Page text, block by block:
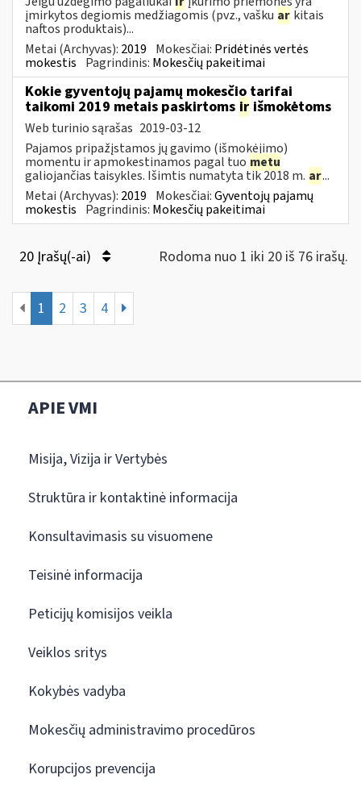
įmirkytos degiomis medžiagomis (pvz., vašku ar kitais
naftos produktais)...
Metai (Archyvas): 2019 Mokesčiai: Pridėtinės vertės
mokestis Pagrindinis: Mokesčių pakeitimai
Kokie gyventojų pajamų mokesčio tarifai
taikomi 2019 metais paskirtoms ir išmokėtoms
Web turinio sąrašas 2019-03-12
Pajamos pripažįstamos jų gavimo (išmokėjimo)
momentu ir apmokestinamos pagal tuo metu
galiojančias taisykles. Išimtis numatyta tik 2018 m. ar...
Metai (Archyvas): 2019 Mokesčiai:Gyventojų pajamų
mokestis Pagrindinis: Mokesčių pakeitimai
20 Įrašų(-ai) Rodoma nuo 1 iki 20 iš 76 irašų.
1 2 3 4
APIE VMI
Misija, Vizija ir Vertybės
Struktūra ir kontaktinė informacija
Konsultavimasis su visuomene
Teisinė informacija
Peticijų komisijos veikla
Veiklos sritys
Kokybės vadyba
Mokesčių administravimo procedūros
Korupcijos prevencija